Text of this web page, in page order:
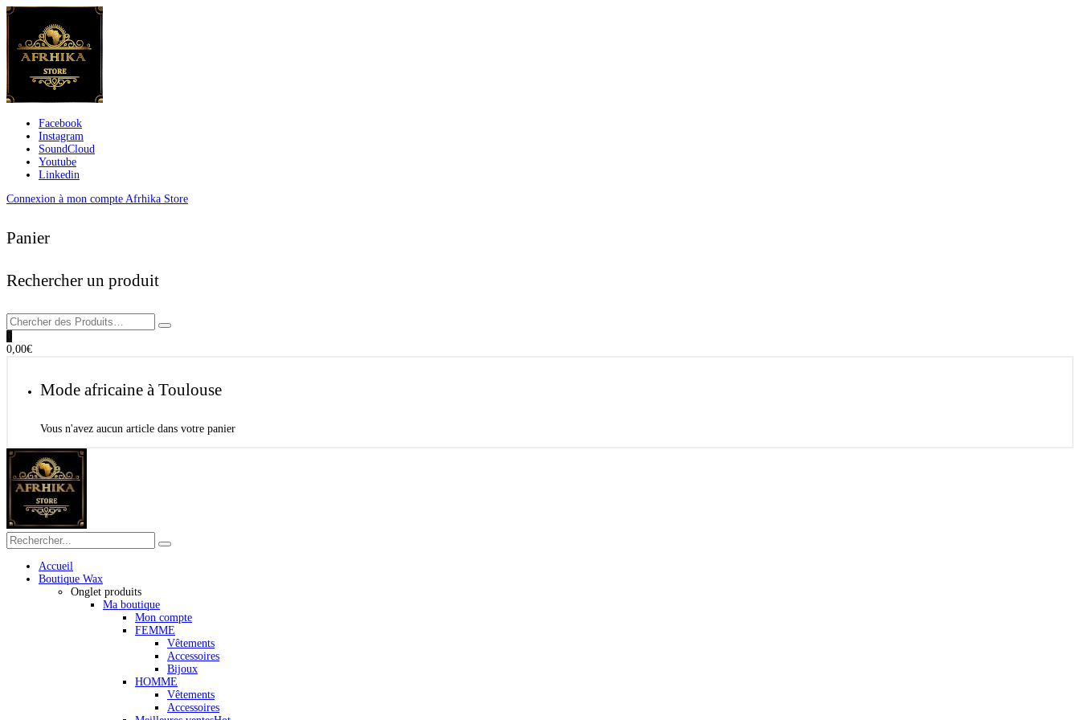
Facebook
Instagram
SoundCloud
Youtube
Linkedin
Connexion à mon compte Afrhika Store
Panier
Rechercher un produit
0,00€
Mode africaine à Toulouse
Vous n'avez aucun article dans votre panier
Accueil
Boutique Wax
Onglet produits
Ma boutique
Mon compte
FEMME
Vêtements
Accessoires
Bijoux
HOMME
Vêtements
Accessoires